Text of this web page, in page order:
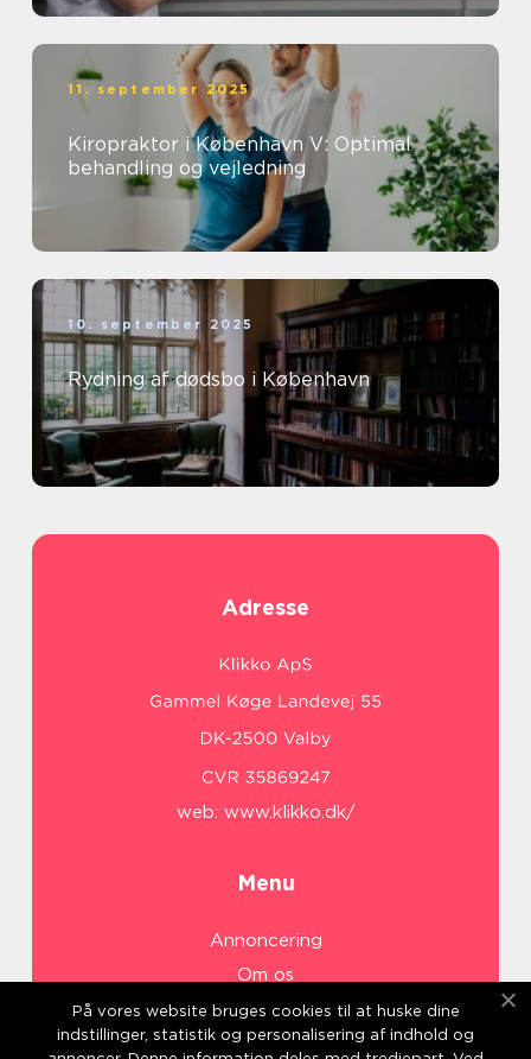
11. september 2025
Kiropraktor i København V: Optimal
behandling og vejledning
10. september 2025
Rydning af dødsbo i København
Adresse
web: www.klikko.dk/
Menu
Annoncering
Om os
Cookies
Kontakt os
På vores website bruges cookies til at huske dine
indstillinger, statistik og personalisering af indhold og